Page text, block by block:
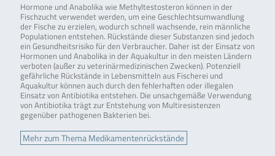
Hormone und Anabolika wie Methyltestosteron können in der
Fischzucht verwendet werden, um eine Geschlechtsumwandlung
der Fische zu erzielen, wodurch schnell wachsende, rein männliche
Populationen entstehen. Rückstände dieser Substanzen sind jedoch
ein Gesundheitsrisiko für den Verbraucher. Daher ist der Einsatz von
Hormonen und Anabolika in der Aquakultur in den meisten Ländern
verboten (außer zu veterinärmedizinischen Zwecken). Potenziell
gefährliche Rückstände in Lebensmitteln aus Fischerei und
Aquakultur können auch durch den fehlerhaften oder illegalen
Einsatz von Antibiotika entstehen. Die unsachgemäße Verwendung
von Antibiotika trägt zur Entstehung von Multiresistenzen
gegenüber pathogenen Bakterien bei.
Mehr zum Thema Medikamentenrückstände